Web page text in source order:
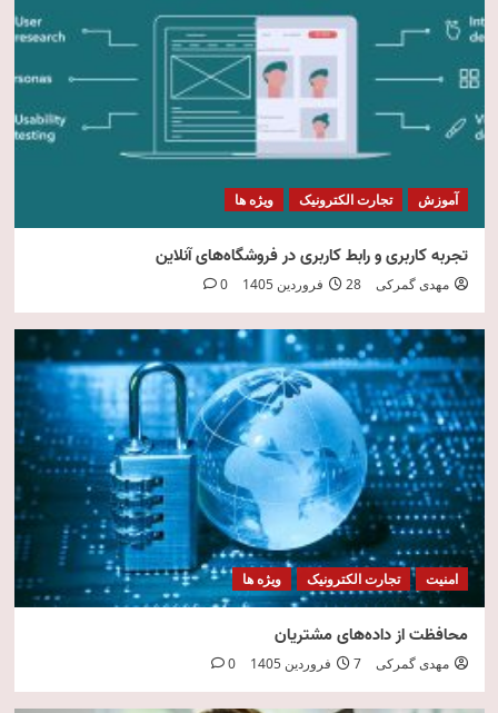
5
امنیت فناوری اطلاعات
آموزش تجارت الکترونیک ویژه ها
تجربه کاربری و رابط کاربری در فروشگاه‌های آنلاین
مهدی گمرکی 28 فروردین 1405 0
امنیت تجارت الکترونیک ویژه ها
محافظت از داده‌های مشتریان
مهدی گمرکی 7 فروردین 1405 0